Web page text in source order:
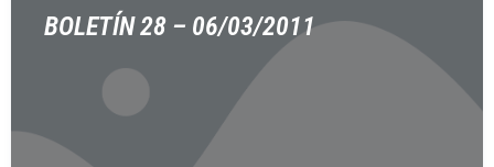
BOLETÍN 28 – 06/03/2011